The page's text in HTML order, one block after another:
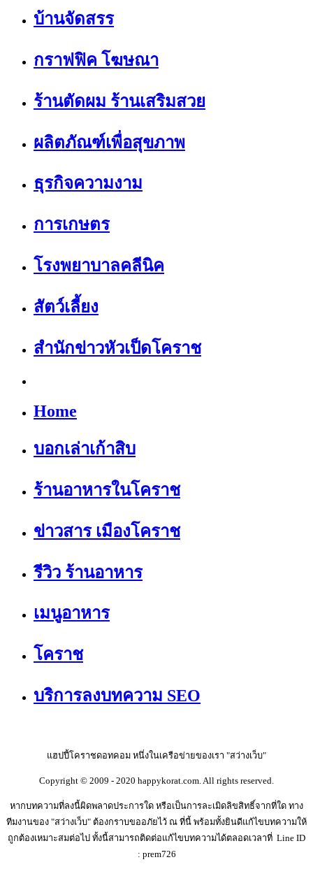
บ้านจัดสรร
กราฟฟิค โฆษณา
ร้านตัดผม ร้านเสริมสวย
ผลิตภัณฑ์เพื่อสุขภาพ
ธุรกิจความงาม
การเกษตร
โรงพยาบาลคลีนิค
สัตว์เลี้ยง
สำนักข่าวหัวเป็ดโคราช
Home
บอกเล่าเก้าสิบ
ร้านอาหารในโคราช
ข่าวสาร เมืองโคราช
รีวิว ร้านอาหาร
เมนูอาหาร
โคราช
บริการลงบทความ SEO
แฮปปี้โคราชดอทคอม หนึ่งในเครือข่ายของเรา "สว่างเว็บ"
Copyright © 2009 - 2020 happykorat.com. All rights reserved.
หากบทความที่ลงนี้ผิดพลาดประการใด หรือเป็นการละเมิดลิขสิทธิ์จากที่ใด ทาง
ทีมงานของ "สว่างเว็บ" ต้องกราบขออภัยไว้ ณ ที่นี้ พร้อมทั้งยินดีแก้ไขบทความให้
ถูกต้องเหมาะสมต่อไป ทั้งนี้สามารถติดต่อแก้ไขบทความได้ตลอดเวลาที่ Line ID
: prem726